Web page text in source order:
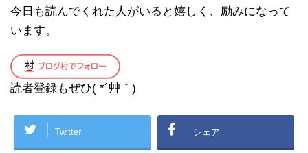
今日も読んでくれた人がいると嬉しく、励みになって
います。
読者登録もぜひ( *´艸｀)
Twitter シェア